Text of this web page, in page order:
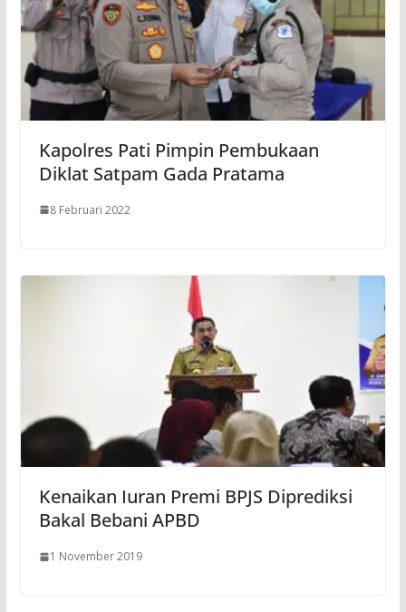
Kapolres Pati Pimpin Pembukaan
Diklat Satpam Gada Pratama
8 Februari 2022
Kenaikan Iuran Premi BPJS Diprediksi
Bakal Bebani APBD
1 November 2019